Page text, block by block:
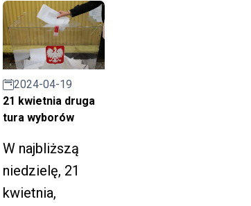
bieżących.
ruchu oraz
chwilowe
zwężenia/zamk
nięcia drogi w
związku z
pracami w
ramach
remontów
bieżących.
2024-04-19
21 kwietnia druga
tura wyborów
W najbliższą
niedzielę, 21
kwietnia,